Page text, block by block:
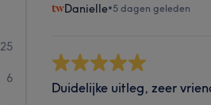
25
6
Danielle•5 dagen geleden
Duidelijke uitleg, zeer